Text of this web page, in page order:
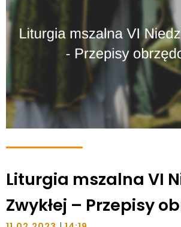
Liturgia mszalna VI
Zwykłej – Przepisy